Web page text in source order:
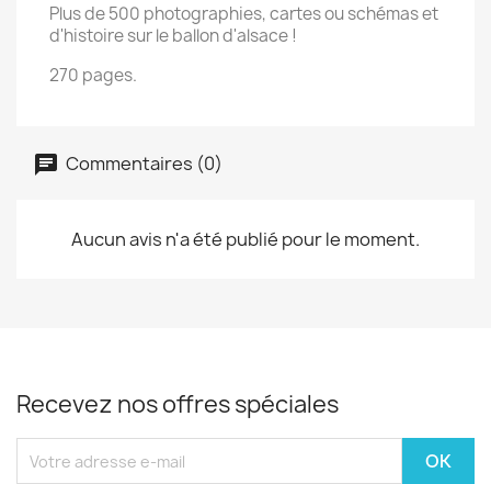
Plus de 500 photographies, cartes ou schémas et
d'histoire sur le ballon d'alsace !
270 pages.
Commentaires (0)
Aucun avis n'a été publié pour le moment.
Recevez nos offres spéciales